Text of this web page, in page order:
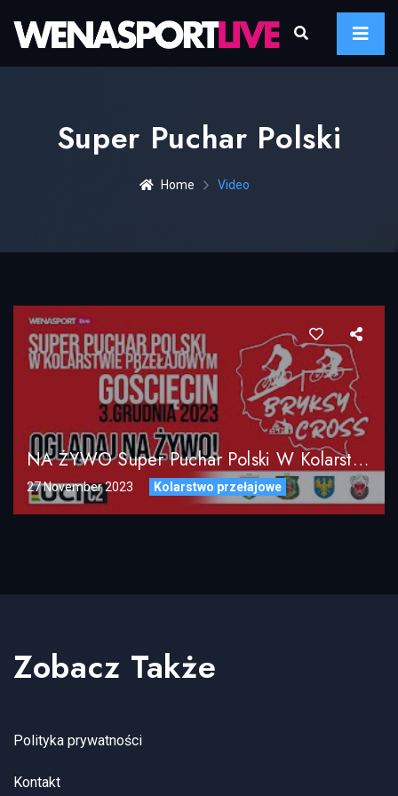
Super Puchar Polski
Home Video
NA ŻYWO Super Puchar Polski W Kolarstwie Przełajowym BRYKSY CROSS GOŚCIĘCIN 2023
27 November 2023 Kolarstwo przełajowe
Zobacz Także
Polityka prywatności
Kontakt